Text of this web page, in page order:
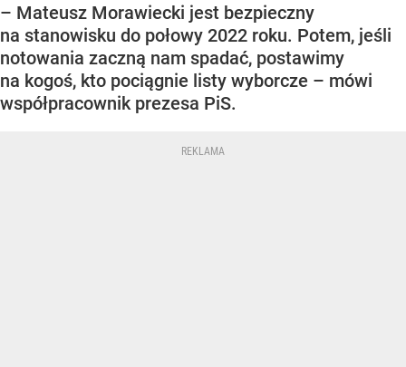
– Mateusz Morawiecki jest bezpieczny
na stanowisku do połowy 2022 roku. Potem, jeśli
notowania zaczną nam spadać, postawimy
na kogoś, kto pociągnie listy wyborcze – mówi
współpracownik prezesa PiS.